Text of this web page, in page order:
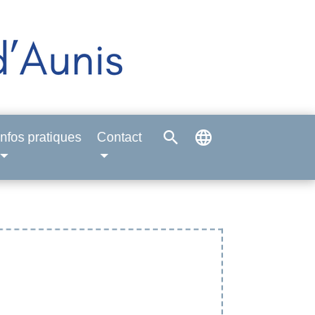
Infos pratiques Contact search language